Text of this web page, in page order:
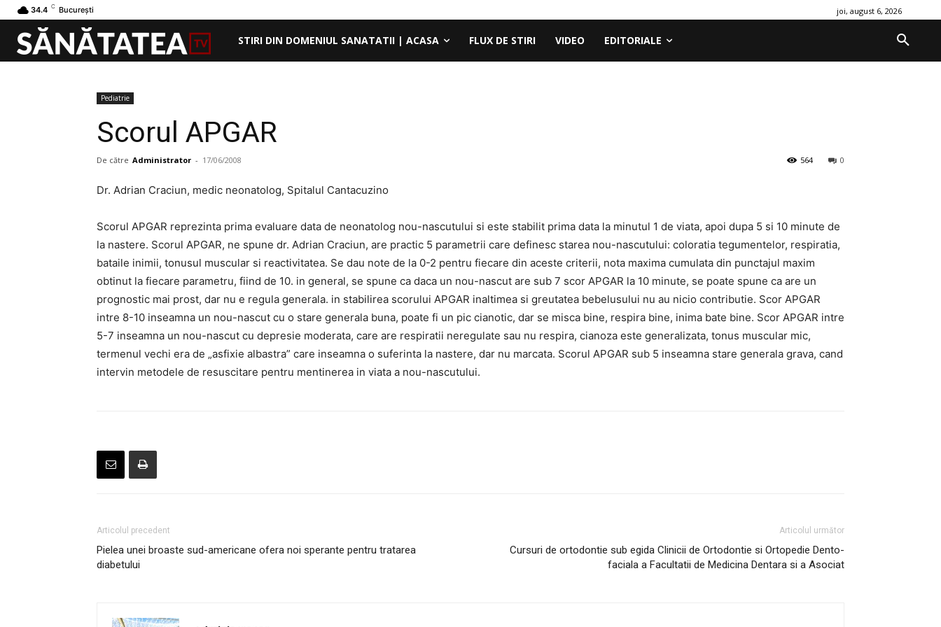
34.4 C București joi, august 6, 2026
STIRI DIN DOMENIUL SANATATII | ACASA FLUX DE STIRI VIDEO EDITORIALE
Pediatrie
Scorul APGAR
De către Administrator - 17/06/2008 0
564
Dr. Adrian Craciun, medic neonatolog, Spitalul Cantacuzino
Scorul APGAR reprezinta prima evaluare data de neonatolog nou-nascutului si este stabilit prima data la minutul 1 de viata, apoi dupa 5 si 10 minute de
la nastere. Scorul APGAR, ne spune dr. Adrian Craciun, are practic 5 parametrii care definesc starea nou-nascutului: coloratia tegumentelor, respiratia,
bataile inimii, tonusul muscular si reactivitatea. Se dau note de la 0-2 pentru fiecare din aceste criterii, nota maxima cumulata din punctajul maxim
obtinut la fiecare parametru, fiind de 10. in general, se spune ca daca un nou-nascut are sub 7 scor APGAR la 10 minute, se poate spune ca are un
prognostic mai prost, dar nu e regula generala. in stabilirea scorului APGAR inaltimea si greutatea bebelusului nu au nicio contributie. Scor APGAR
intre 8-10 inseamna un nou-nascut cu o stare generala buna, poate fi un pic cianotic, dar se misca bine, respira bine, inima bate bine. Scor APGAR intre
5-7 inseamna un nou-nascut cu depresie moderata, care are respiratii neregulate sau nu respira, cianoza este generalizata, tonus muscular mic,
termenul vechi era de „asfixie albastra” care inseamna o suferinta la nastere, dar nu marcata. Scorul APGAR sub 5 inseamna stare generala grava, cand
intervin metodele de resuscitare pentru mentinerea in viata a nou-nascutului.
Articolul precedent
Pielea unei broaste sud-americane ofera noi sperante pentru tratarea
diabetului
Articolul următor
Cursuri de ortodontie sub egida Clinicii de Ortodontie si Ortopedie Dento-
faciala a Facultatii de Medicina Dentara si a Asociat